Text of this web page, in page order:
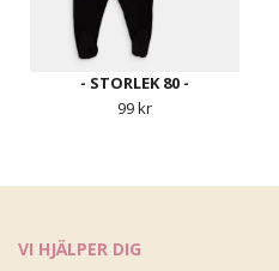
- STORLEK 80 -
99 kr
VI HJÄLPER DIG